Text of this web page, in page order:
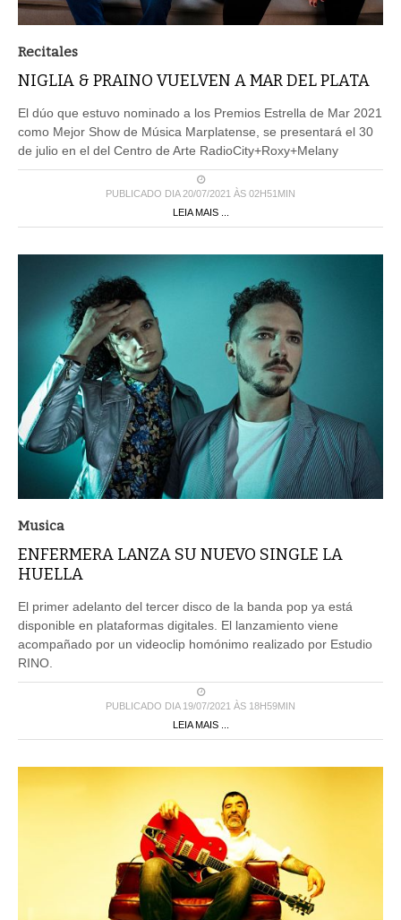
Recitales
NIGLIA & PRAINO VUELVEN A MAR DEL PLATA
El dúo que estuvo nominado a los Premios Estrella de Mar 2021
como Mejor Show de Música Marplatense, se presentará el 30
de julio en el del Centro de Arte RadioCity+Roxy+Melany
PUBLICADO DIA 20/07/2021 ÀS 02H51MIN
LEIA MAIS ...
Musica
ENFERMERA LANZA SU NUEVO SINGLE LA
HUELLA
El primer adelanto del tercer disco de la banda pop ya está
disponible en plataformas digitales. El lanzamiento viene
acompañado por un videoclip homónimo realizado por Estudio
RINO.
PUBLICADO DIA 19/07/2021 ÀS 18H59MIN
LEIA MAIS ...